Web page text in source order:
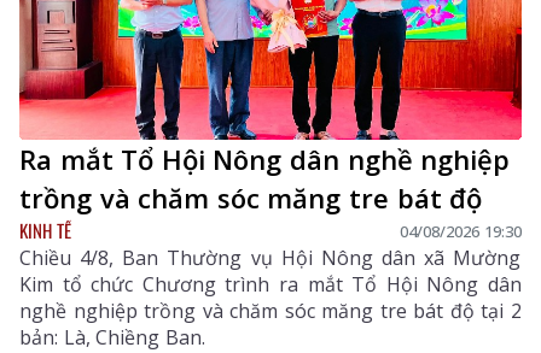
Ra mắt Tổ Hội Nông dân nghề nghiệp
trồng và chăm sóc măng tre bát độ
KINH TẾ 04/08/2026 19:30
Chiều 4/8, Ban Thường vụ Hội Nông dân xã Mường
Kim tổ chức Chương trình ra mắt Tổ Hội Nông dân
nghề nghiệp trồng và chăm sóc măng tre bát độ tại 2
bản: Là, Chiềng Ban.